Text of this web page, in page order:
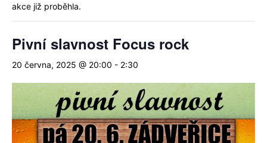
akce již proběhla.
Pivní slavnost Focus rock
20 června, 2025 @ 20:00 - 2:30